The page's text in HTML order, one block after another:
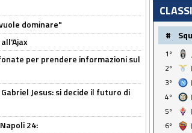
dominare"
per prendere informazioni sul
Jesus: si decide il futuro di
24:
#
1º
2º
3º
4º
5º
6º